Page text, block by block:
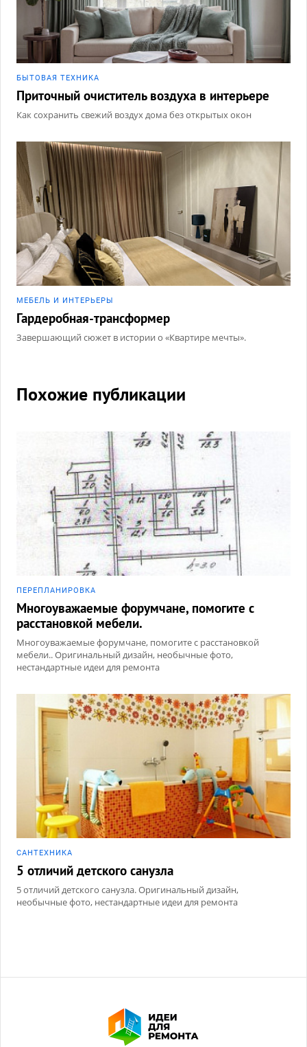
БЫТОВАЯ ТЕХНИКА
Приточный очиститель воздуха в интерьере
Как сохранить свежий воздух дома без открытых окон
МЕБЕЛЬ И ИНТЕРЬЕРЫ
Гардеробная-трансформер
Завершающий сюжет в истории о «Квартире мечты».
Похожие публикации
ПЕРЕПЛАНИРОВКА
Многоуважаемые форумчане, помогите с
расстановкой мебели.
Многоуважаемые форумчане, помогите с расстановкой
мебели.. Оригинальный дизайн, необычные фото,
нестандартные идеи для ремонта
САНТЕХНИКА
5 отличий детского санузла
5 отличий детского санузла. Оригинальный дизайн,
необычные фото, нестандартные идеи для ремонта